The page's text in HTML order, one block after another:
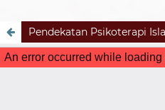
Pendekatan Psikoterapi